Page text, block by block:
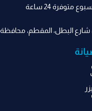
البطل، المقطم، محافظة